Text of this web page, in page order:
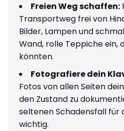
Freien Weg schaffen:
Transportweg frei von
Bilder, Lampen und
Wand, rolle Teppiche ein,
könnten.
Fotografiere dein
Fotos von allen Seiten
den Zustand zu
seltenen Schadensfall für
wichtig.